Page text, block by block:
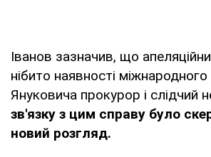
Іванов зазначив, що
нібито наявності
Януковича прокурор і слідчий
зв'язку з цим справу було
новий розгляд.